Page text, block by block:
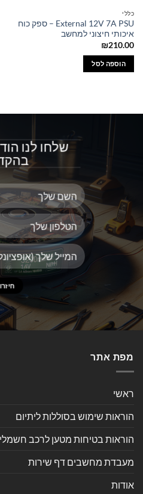
כללי
External 12V 7A PSU – ספק כוח
איכותי חיצוני למחשב
₪210.00
הוספה לסל
שלחו לנו
מפת אתר
ראשי
הוראות שימוש בסוללות ליתיום
הוראות בטיחות מטען לרכב חשמלי
מעבדת מחשבים דף שירות
אודות